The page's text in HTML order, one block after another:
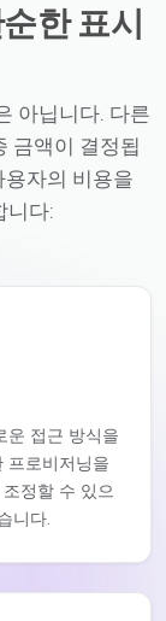
한 표시
아닙니다. 다른
금액이 결정됩
자의 비용을
니다:
운 접근 방식을
프로비저닝을
정할 수 있으
니다.